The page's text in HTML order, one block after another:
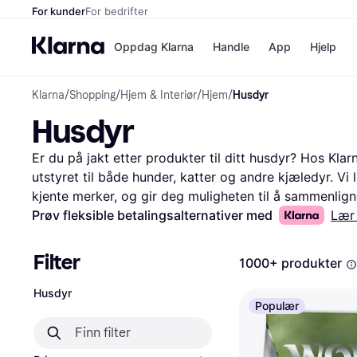
For kunderFor bedrifter
Oppdag Klarna
Betal i 3 deler
Betal innen
Finansiering
Vipps
Handle App Hjelp
Klarna/Shopping/Hjem & Interiør/Hjem/Husdyr
Husdyr
Er du på jakt etter produkter til ditt husdyr? Hos
utstyret til både hunder, katter og andre kjæledyr.
kjente merker, og gir deg muligheten til å
sortere etter kategori, pris eller brukeranmeldelser.
å få en bedre forståelse av produktene. Vi guider
du får mest mulig verdi for pengene dine. Begynn
ditt husdyr!
Prøv fleksible betalingsalternativer med Lær
Filter
Husdyr
1000+ produkter
Populær